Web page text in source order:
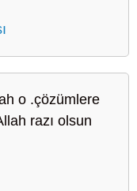
o .çözümlere
razı olsun